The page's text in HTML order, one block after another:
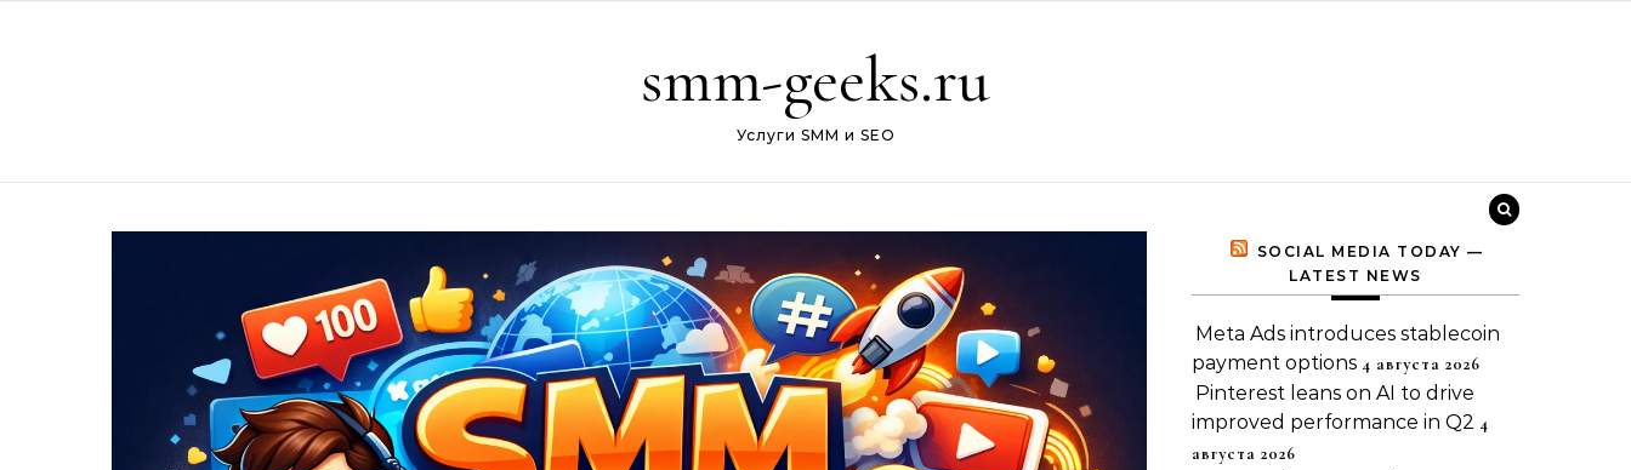
smm-geeks.ru
Услуги SMM и SEO
SOCIAL MEDIA TODAY —
LATEST NEWS
Meta Ads introduces stablecoin
payment options 4 августа 2026
Pinterest leans on AI to drive
improved performance in Q2 4
августа 2026